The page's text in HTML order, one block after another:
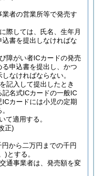
者の営業所等で発売す
際しては、氏名、生年月
書を提出しなければな
障がい者ICカードの発売
る申込書を提出し、かつ
なければならない。
記入して提出したとき
記名式ICカードの一般IC
カードには小児の定期
て適用する。
正)
から二万円までの千円
)とする。
通事業者は、発売額を変